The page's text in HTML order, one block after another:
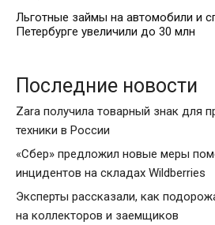
Льготные займы на автомобили и
Петербурге увеличили до 30 млн
Последние новости
Zara получила товарный знак для
техники в России
«Сбер» предложил новые меры
инцидентов на складах Wildberries
Эксперты рассказали, как
на коллекторов и заемщиков